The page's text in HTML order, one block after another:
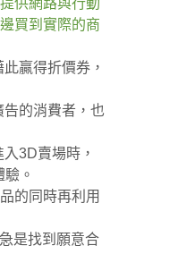
供網路與行動
買到實際的商
贏得折價券，
的消費者，也
3D賣場時，
。
的同時再利用
是找到願意合